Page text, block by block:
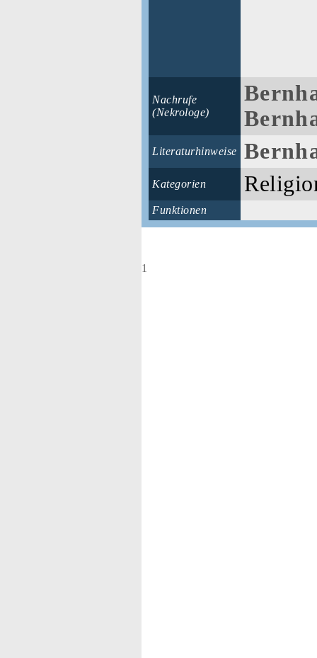
Nachrufe
(Nekrologe)
Literaturhinweise
Kategorien
Funktionen
1